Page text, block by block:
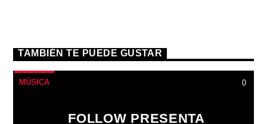
TAMBIÉN TE PUEDE GUSTAR
MÚSICA 0
FOLLOW PRESENTA